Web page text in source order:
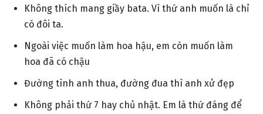
Không thích mang giầy bata. Vì thứ anh muốn là chỉ
có đôi ta.
Ngoài việc muốn làm hoa hậu, em còn muốn làm
hoa đã có chậu
Đường tình anh thua, đường đua thì anh xử đẹp
Không phải thứ 7 hay chủ nhật. Em là thứ đáng để